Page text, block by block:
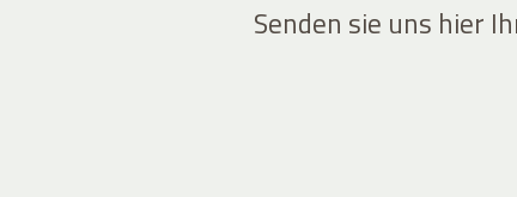
Senden sie uns hier